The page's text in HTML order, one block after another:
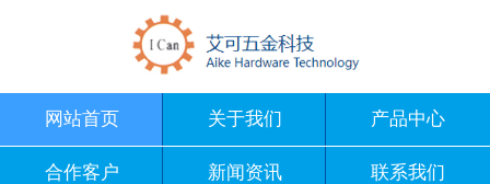
网站首页 关于我们 产品中心
合作客户 新闻资讯 联系我们